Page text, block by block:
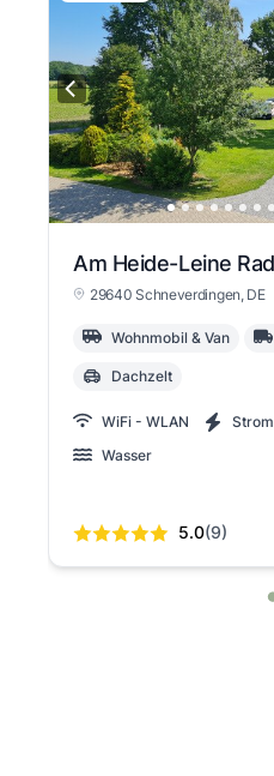
29640 Schneverdingen, DE
Wohnmobil & Van
Dachzelt
WiFi - WLAN
Strom
Wasser
5.0(9)